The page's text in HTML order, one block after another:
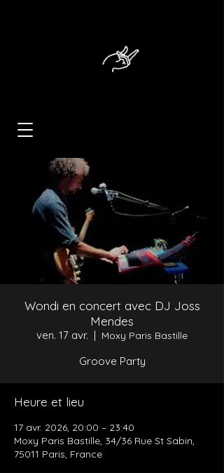
Wondi en concert avec DJ Joss
Mendes
ven. 17 avr.
  |
Moxy Paris Bastille
Groove Party
Heure et lieu
17 avr. 2026, 20:00 – 23:40
Moxy Paris Bastille, 34/36 Rue St Sabin,
75011 Paris, France